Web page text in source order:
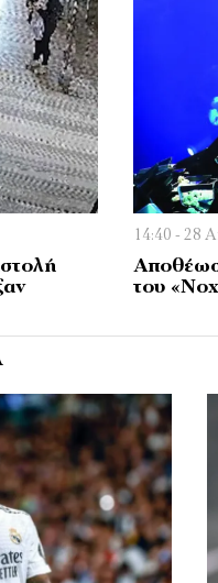
14:40 - 28
του